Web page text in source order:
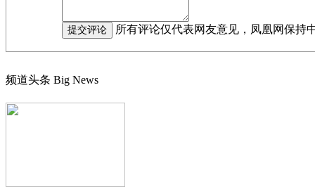
所有评论仅代表网友意见，凤凰网保持
频道头条 Big News